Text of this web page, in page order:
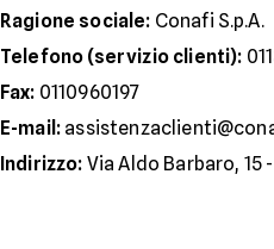
Ragione sociale: Conafi S.p.A.
Telefono (servizio clienti):
Fax: 0110960197
E-mail:
Indirizzo: Via Aldo Barbaro, 15